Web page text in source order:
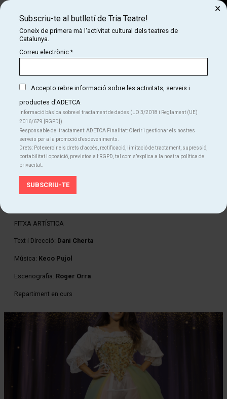
CARTELLERA
LA PRINCESA I EL PÈSOL
Recomanat +5 anys
diumenge 2 d’abril|17:30 h
Durada:70 min.
Familiar
Idiomes
Català
FITXA ARTÍSTICA
Text i Direcció: Dani Cherta
Música: Keco Pujol
Escenografia: Roger Orra
Repartiment en curs
Subscriu-te al butlletí de Tria Teatre!
Coneix de primera mà l'activitat cultural dels teatres de
Catalunya.
Correu electrònic*
Accepto rebre informació sobre les activitats, serveis i
productes d'ADETCA
Informació bàsica sobre el tractament de dades (LO 3/2018 i Reglament (UE)
2016/679 ]RGPD])
Responsable del tractament: ADETCA Finalitat: Oferir i gestionar els nostres
serveis per a la promoció d’esdeveniments.
Drets: Pot exercir els drets d’accés, rectificació, limitació de tractament, supressió,
portabilitat i oposició, previstos a l’RGPD, tal com s’explica a la nostra política de
privacitat.
×